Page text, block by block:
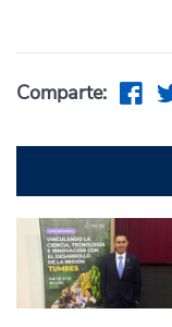
Comparte: